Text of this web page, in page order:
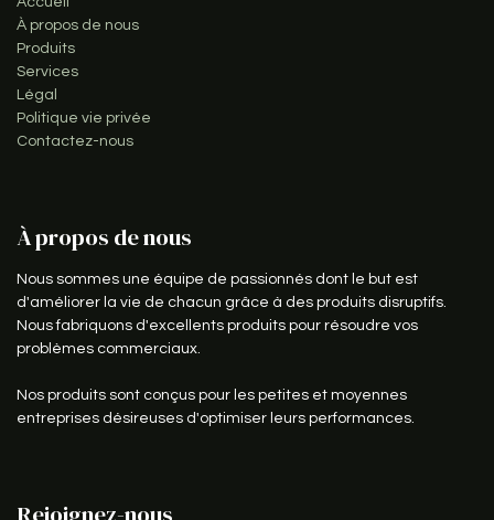
À propos de nous
Produits
Services
Légal
Politique vie privée
Contactez-nous
À propos de nous
Nous sommes une équipe de passionnés dont le but est
d'améliorer la vie de chacun grâce à des produits disruptifs.
Nous fabriquons d'excellents produits pour résoudre vos
problèmes commerciaux.
Nos produits sont conçus pour les petites et moyennes
entreprises désireuses d'optimiser leurs performances.